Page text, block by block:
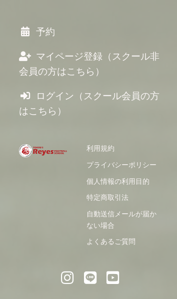
予約
マイページ登録（スクール非
会員の方はこちら）
ログイン（スクール会員の方
はこちら）
利用規約
プライバシーポリシー
個人情報の利用目的
特定商取引法
自動送信メールが届か
ない場合
よくあるご質問